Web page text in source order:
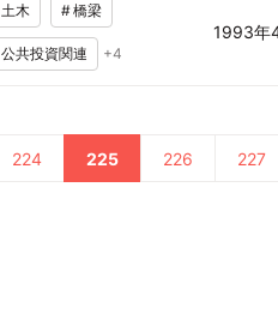
土木 #橋梁
公共投資関連 +4
1993年
224 225 226 227